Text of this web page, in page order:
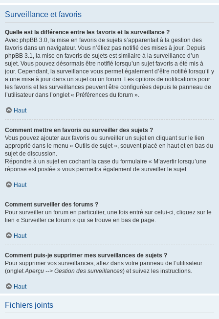
Surveillance et favoris
Quelle est la différence entre les favoris et la surveillance ?
Avec phpBB 3.0, la mise en favoris de sujets s’apparentait à la gestion des
favoris dans un navigateur. Vous n’étiez pas notifié des mises à jour. Depuis
phpBB 3.1, la mise en favoris de sujets est similaire à la surveillance d’un
sujet. Vous pouvez désormais être notifié lorsqu’un sujet favoris a été mis à
jour. Cependant, la surveillance vous permet également d’être notifié lorsqu’il y
a une mise à jour dans un sujet ou un forum. Les options de notifications pour
les favoris et les surveillances peuvent être configurées depuis le panneau de
l’utilisateur dans l’onglet « Préférences du forum ».
Haut
Comment mettre en favoris ou surveiller des sujets ?
Vous pouvez ajouter aux favoris ou surveiller un sujet en cliquant sur le lien
approprié dans le menu « Outils de sujet », souvent placé en haut et en bas du
sujet de discussion.
Répondre à un sujet en cochant la case du formulaire « M’avertir lorsqu’une
réponse est postée » vous permettra également de surveiller le sujet.
Haut
Comment surveiller des forums ?
Pour surveiller un forum en particulier, une fois entré sur celui-ci, cliquez sur le
lien « Surveiller ce forum » qui se trouve en bas de page.
Haut
Comment puis-je supprimer mes surveillances de sujets ?
Pour supprimer vos surveillances, allez dans votre panneau de l’utilisateur
(ongletAperçu --> Gestion des surveillances) et suivez les instructions.
Haut
Fichiers joints